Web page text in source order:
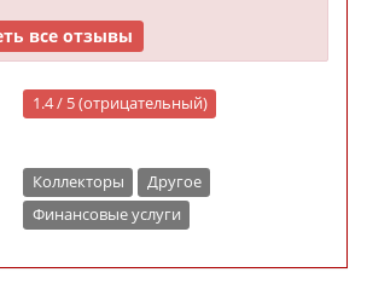
все отзывы
1.4 / 5 (отрицательный)
Коллекторы
Другое
Финансовые услуги